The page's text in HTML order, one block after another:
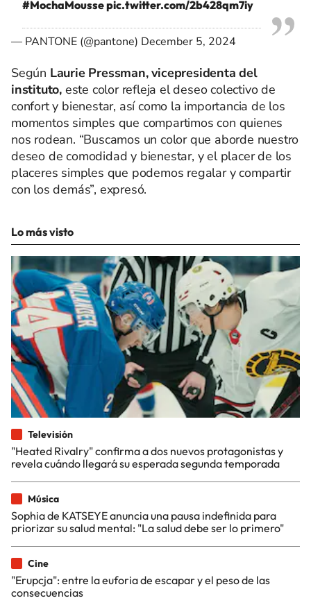
#MochaMoussepic.twitter.com/2b428qm7iy
— PANTONE (@pantone) December 5, 2024
Según Laurie Pressman, vicepresidenta del
instituto, este color refleja el deseo colectivo de
confort y bienestar, así como la importancia de los
momentos simples que compartimos con quienes
nos rodean. “Buscamos un color que aborde nuestro
deseo de comodidad y bienestar, y el placer de los
placeres simples que podemos regalar y compartir
con los demás”, expresó.
Lo más visto
Televisión
"Heated Rivalry" confirma a dos nuevos protagonistas y
revela cuándo llegará su esperada segunda temporada
Música
Sophia de KATSEYE anuncia una pausa indefinida para
priorizar su salud mental: "La salud debe ser lo primero"
Cine
"Erupcja": entre la euforia de escapar y el peso de las
consecuencias